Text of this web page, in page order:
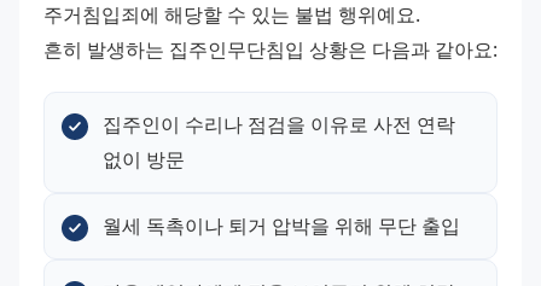
주거침입죄에 해당할 수 있는 불법 행위예요.
흔히 발생하는 집주인무단침입 상황은 다음과 같아요:
집주인이 수리나 점검을 이유로 사전 연락
없이 방문
월세 독촉이나 퇴거 압박을 위해 무단 출입